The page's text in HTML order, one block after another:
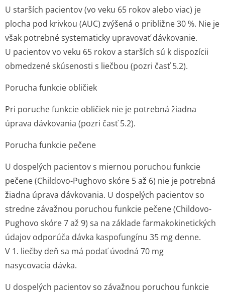
U starších pacientov (vo veku 65 rokov alebo viac) je
plocha pod krivkou (AUC) zvýšená o približne 30 %. Nie je
však potrebné systematicky upravovať dávkovanie.
U pacientov vo veku 65 rokov a starších sú k dispozícii
obmedzené skúsenosti s liečbou (pozri časť 5.2).
Porucha funkcie obličiek
Pri poruche funkcie obličiek nie je potrebná žiadna
úprava dávkovania (pozri časť 5.2).
Porucha funkcie pečene
U dospelých pacientov s miernou poruchou funkcie
pečene (Childovo-Pughovo skóre 5 až 6) nie je potrebná
žiadna úprava dávkovania. U dospelých pacientov so
stredne závažnou poruchou funkcie pečene (Childovo-
Pughovo skóre 7 až 9) sa na základe farmakokinetických
údajov odporúča dávka kaspofungínu 35 mg denne.
V 1. liečby deň sa má podať úvodná 70 mg
nasycovacia dávka.
U dospelých pacientov so závažnou poruchou funkcie